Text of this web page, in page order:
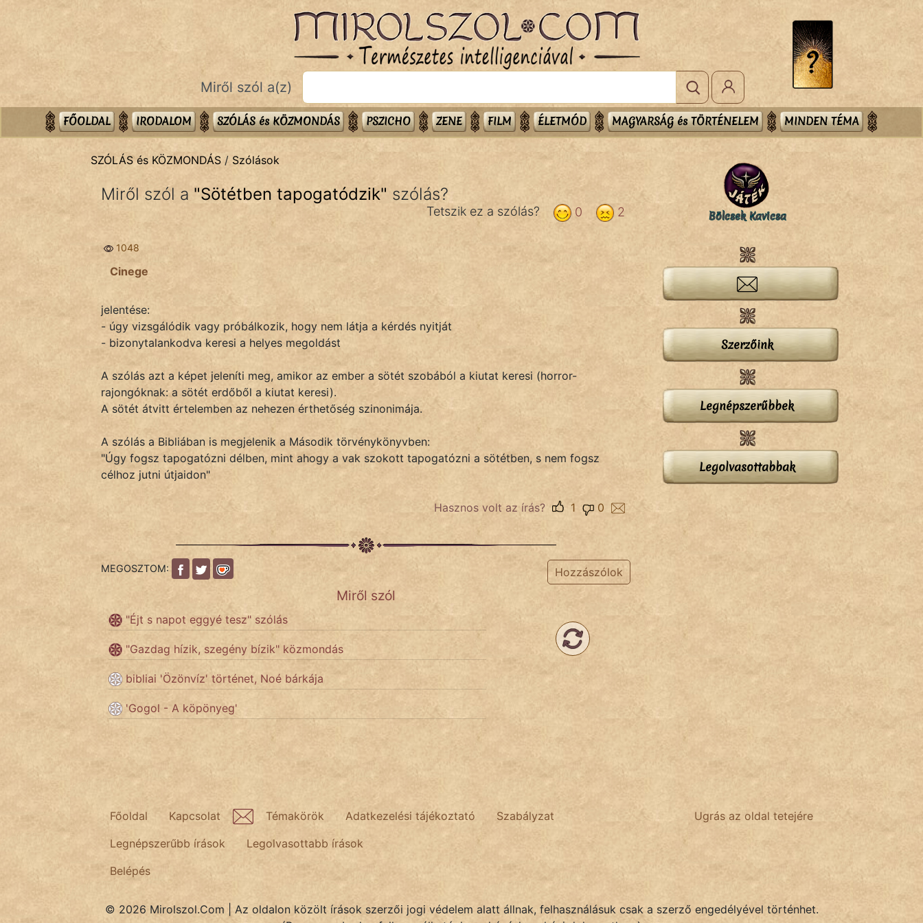
Bibliai
Közmondások
Szóláscsoportok
KÖZMONDÁS
FILM
Népszerű szerzőink:
fantom
Láron Ádám
Miről szól a(z)
FŐOLDAL IRODALOM SZÓLÁS és KÖZMONDÁS PSZICHO ZENE FILM ÉLETMÓD MAGYARSÁG és TÖRTÉNELEM MINDEN TÉMA
SZÓLÁS és KÖZMONDÁS / Szólások
Miről szól a "Sötétben tapogatódzik" szólás?
2
0
Tetszik ez a szólás?
1048
Cinege
jelentése:
- úgy vizsgálódik vagy próbálkozik, hogy nem látja a kérdés nyitját
- bizonytalankodva keresi a helyes megoldást
A szólás azt a képet jeleníti meg, amikor az ember a sötét szobából a kiutat keresi (horror-
rajongóknak: a sötét erdőből a kiutat keresi).
A sötét átvitt értelemben az nehezen érthetőség szinonimája.
A szólás a Bibliában is megjelenik a Második törvénykönyvben:
"Úgy fogsz tapogatózni délben, mint ahogy a vak szokott tapogatózni a sötétben, s nem fogsz
célhoz jutni útjaidon"
Hasznos volt az írás? 0
1
MEGOSZTOM: Hozzászólok
Miről szól
"Éjt s napot eggyé tesz" szólás
"Gazdag hízik, szegény bízik" közmondás
bibliai 'Özönvíz' történet, Noé bárkája
'Gogol - A köpönyeg'
Bölcsek Kavicsa
Szerzőink
Legnépszerűbbek
Legolvasottabbak
Ugrás az oldal tetejére
Főoldal Kapcsolat Témakörök Adatkezelési tájékoztató
Szabályzat
Legnépszerűbb írások
Legolvasottabb írások
Belépés
© 2026 Mirolszol.Com | Az oldalon közölt írások szerzői jogi védelem alatt állnak, felhasználásuk csak a szerző engedélyével történhet.